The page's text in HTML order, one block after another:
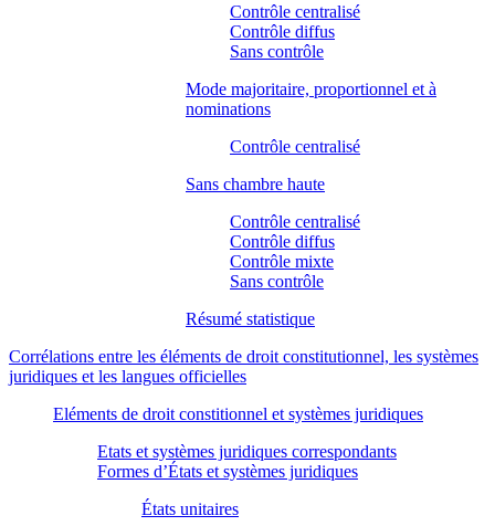
Contrôle centralisé
Contrôle diffus
Sans contrôle
Mode majoritaire, proportionnel et à
nominations
Contrôle centralisé
Sans chambre haute
Contrôle centralisé
Contrôle diffus
Contrôle mixte
Sans contrôle
Résumé statistique
Corrélations entre les éléments de droit constitutionnel, les systèmes
juridiques et les langues officielles
Eléments de droit constitionnel et systèmes juridiques
Etats et systèmes juridiques correspondants
Formes d’États et systèmes juridiques
États unitaires